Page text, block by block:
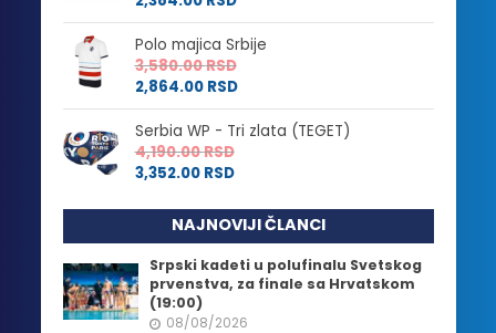
Polo majica Srbije
3,580.00RSD
2,864.00 RSD
Serbia WP - Tri zlata (TEGET)
4,190.00RSD
3,352.00 RSD
NAJNOVIJI ČLANCI
Srpski kadeti u polufinalu Svetskog
prvenstva, za finale sa Hrvatskom
(19:00)
08/08/2026